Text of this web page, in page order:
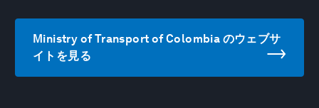
Ministry of Transport of Colombia のウェブサ
イトを見る